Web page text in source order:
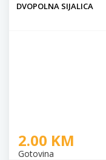
DVOPOLNA SIJALICA
2.00 KM
Gotovina